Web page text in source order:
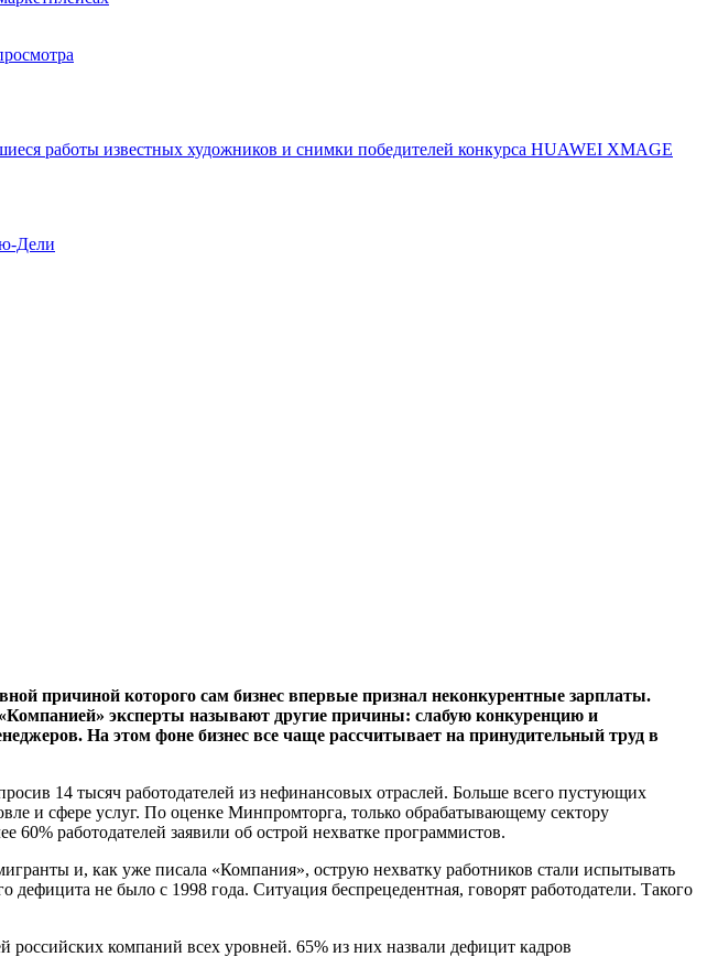
работы известных художников и снимки победителей конкурса HUAWEI XMAGE
Дели
причиной которого сам бизнес впервые признал неконкурентные зарплаты.
эксперты называют другие причины: слабую конкуренцию и
На этом фоне бизнес все чаще рассчитывает на принудительный труд в
14 тысяч работодателей из нефинансовых отраслей. Больше всего пустующих
и сфере услуг. По оценке Минпромторга, только обрабатывающему сектору
работодателей заявили об острой нехватке программистов.
и, как уже писала «Компания», острую нехватку работников стали испытывать
дефицита не было с 1998 года. Ситуация беспрецедентная, говорят работодатели. Такого
российских компаний всех уровней. 65% из них назвали дефицит кадров